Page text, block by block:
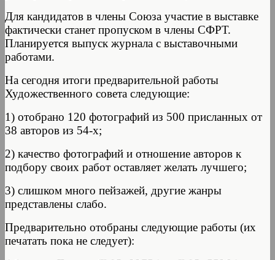
Для кандидатов в члены Союза участие в выставке
фактически станет пропуском в члены СФРТ.
Планируется выпуск журнала с выставочными
работами.
На сегодня итоги предварительной работы
Художественного совета следующие:
1) отобрано 120 фотографий из 500 присланных от
38 авторов из 54-х;
2) качество фотографий и отношение авторов к
подбору своих работ оставляет желать лучшего;
3) слишком много пейзажей, другие жанры
представлены слабо.
Предварительно отобраны следующие работы (их
печатать пока не следует):